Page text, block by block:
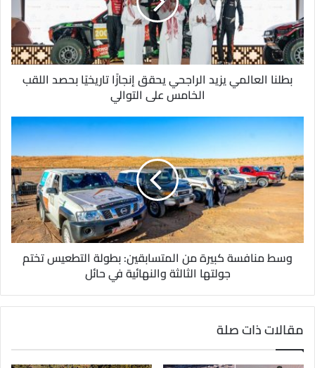
ل
ك
ت
ر
بطلنا العالمي يزيد الراجحي يحقق إنجازًا تاريخيًا بحصد اللقب
الخامس على التوالي
وسط منافسة كبيرة من المتسابقين: بطولة التطعيس تختم
جولتها الثالثة والنهائية في حائل
مقالات ذات صلة